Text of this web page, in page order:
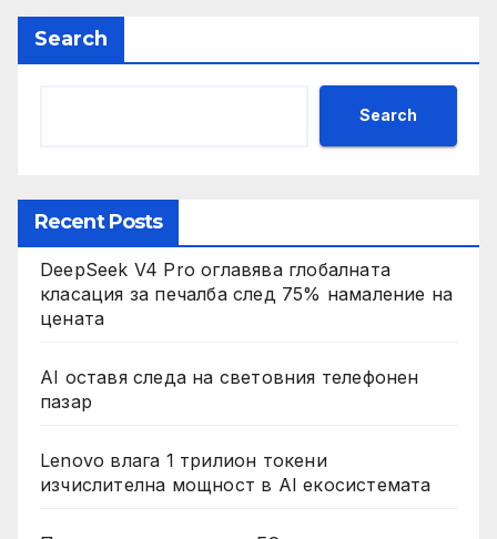
Search
Search
Recent Posts
DeepSeek V4 Pro оглавява глобалната
класация за печалба след 75% намаление на
цената
AI оставя следа на световния телефонен
пазар
Lenovo влага 1 трилион токени
изчислителна мощност в AI екосистемата